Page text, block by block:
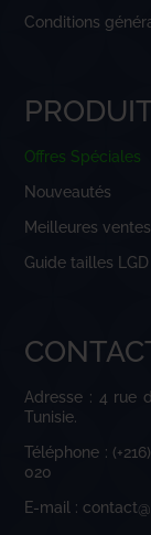
Conditions
Offres Spéciales
Nouveautés
Meilleures ventes
Guide tailles LGD
Adresse : 4 rue
Tunisie.
Téléphone :
020
E-mail :